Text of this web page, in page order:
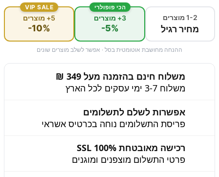
1-2 מוצרים
מחיר רגיל
הכי פופולרי
3+ מוצרים
-5%
VIP SALE
5+ מוצרים
-10%
ההנחה מחושבת אוטומטית בסל · אפשר לשלב מוצרים שונים
משלוח חינם בהזמנה מעל 349 ₪
משלוח 3-7 ימי עסקים לכל הארץ
אפשרות לשלם לתשלומים
פריסת התשלומים נוחה בכרטיס אשראי
רכישה מאובטחת 100% SSL
פרטי התשלום מוצפנים ומוגנים